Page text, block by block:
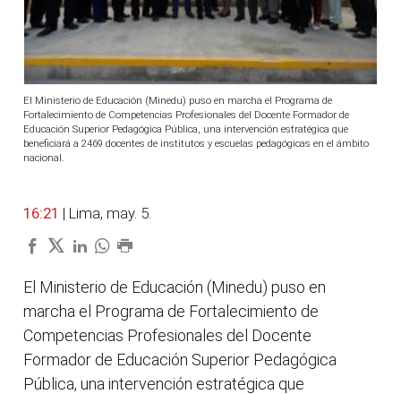
El Ministerio de Educación (Minedu) puso en marcha el Programa de
Fortalecimiento de Competencias Profesionales del Docente Formador de
Educación Superior Pedagógica Pública, una intervención estratégica que
beneficiará a 2469 docentes de institutos y escuelas pedagógicas en el ámbito
nacional.
16:21 | Lima, may. 5.
El Ministerio de Educación (Minedu) puso en
marcha el Programa de Fortalecimiento de
Competencias Profesionales del Docente
Formador de Educación Superior Pedagógica
Pública, una intervención estratégica que